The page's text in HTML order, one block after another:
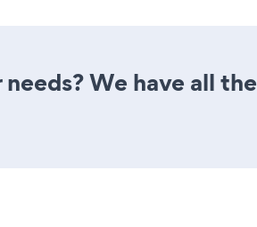
We have all the